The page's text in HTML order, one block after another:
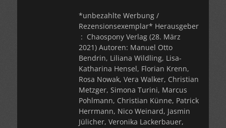
*unbezahlte Werbung /
Rezensionsexemplar* Herausgeber
2021) Autoren: Manuel Otto
Bendrin, Liliana Wildling, Lisa-
Katharina Hensel, Florian Krenn,
Rosa Nowak, Vera Walker, Christian
Metzger, Simona Turini, Marcus
Pohlmann, Christian Künne, Patrick
Herrmann, Nico Weinard, Jasmin
Jülicher, Veronika Lackerbauer,